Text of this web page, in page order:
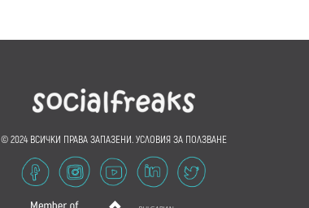
© 2024 ВСИЧКИ ПРАВА ЗАПАЗЕНИ. УСЛОВИЯ ЗА ПОЛЗВАНЕ